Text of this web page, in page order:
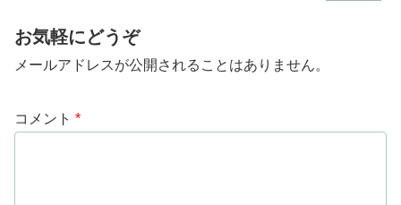
お気軽にどうぞ
メールアドレスが公開されることはありません。
コメント *